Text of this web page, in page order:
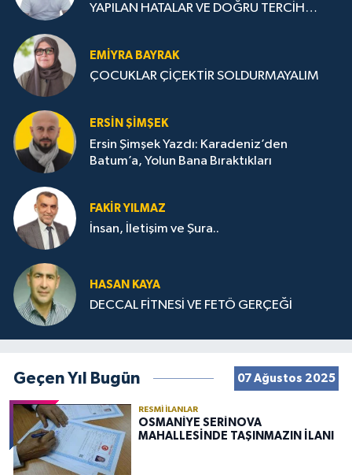
YAPILAN HATALAR VE DOĞRU TERCİH
EMIYRA BAYRAK
ÇOCUKLAR ÇİÇEKTİR SOLDURMAYALIM
ERSIN ŞIMŞEK
Ersin Şimşek Yazdı: Karadeniz’den
Batum’a, Yolun Bana Bıraktıkları
FAKIR YILMAZ
İnsan, İletişim ve Şura..
HASAN KAYA
DECCAL FİTNESİ VE FETÖ GERÇEĞİ
Geçen Yıl Bugün 07 Ağustos 2025
RESMI İLANLAR
OSMANİYE SERİNOVA
MAHALLESİNDE TAŞINMAZIN İLANI